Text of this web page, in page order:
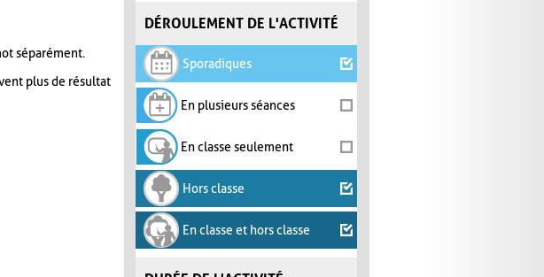
DÉROULEMENT DE L'ACTIVITÉ
Sporadiques
En plusieurs séances
En classe seulement
Hors classe
En classe et hors classe
séparément.
plus de résultat